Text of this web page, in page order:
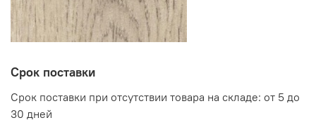
Срок поставки
Срок поставки при отсутствии товара на складе: от 5 до
30 дней